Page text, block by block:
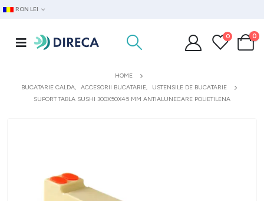
RON LEI
0 0
HOME
BUCATARIE CALDA, ACCESORII BUCATARIE,
USTENSILE DE BUCATARIE
SUPORT TABLA SUSHI 300X50X45 MM ANTIALUNECARE POLIETILENA